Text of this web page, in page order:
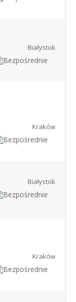
Białystok
Kraków
Białystok
Kraków